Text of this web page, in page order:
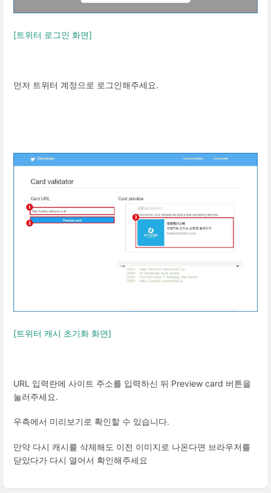
[트위터 로그인 화면]
먼저 트위터 계정으로 로그인해주세요.
[트위터 캐시 초기화 화면]
URL 입력란에 사이트 주소를 입력하신 뒤 Preview card 버튼을
눌러주세요.
우측에서 미리보기로 확인할 수 있습니다.
만약 다시 캐시를 삭제해도 이전 이미지로 나온다면 브라우저를
닫았다가 다시 열어서 확인해주세요